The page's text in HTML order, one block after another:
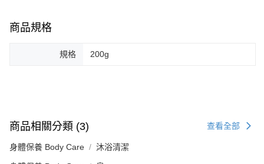
商品規格
規格 200g
商品相關分類 (3) 查看全部
身體保養 Body Care 沐浴清潔